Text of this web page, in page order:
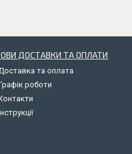
ДОСТАВКИ ТА ОПЛАТИ
та оплата
роботи